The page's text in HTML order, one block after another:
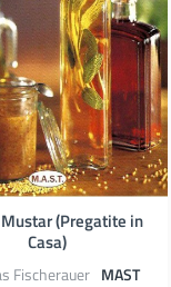
Fischerauer MAST
(Pregatite in
Casa)